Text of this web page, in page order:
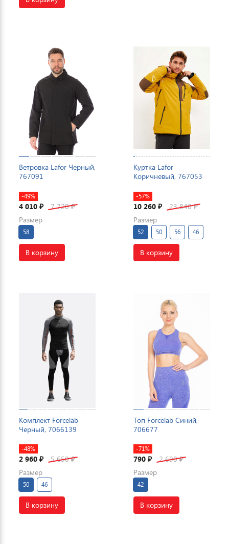
Ветровка Lafor Черный,
767091
-49%
4 010 ₽ 7 720₽
Размер
58
В корзину
Куртка Lafor
Коричневый, 767053
-57%
10 260 ₽ 23 840₽
Размер
52 50 56 46
В корзину
Комплект Forcelab
Черный, 7066139
-48%
2 960 ₽ 5 650₽
Размер
50 46
В корзину
Топ Forcelab Синий,
706677
-71%
790 ₽ 2 690₽
Размер
42
В корзину